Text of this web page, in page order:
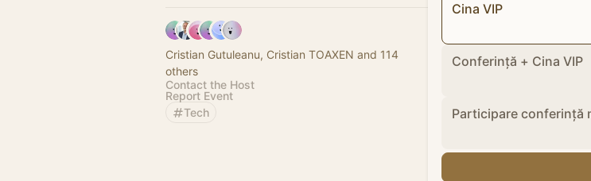
Cristian Gutuleanu, Cristian TOAXEN and 114
others
Contact the Host
Report Event
Tech
Cina VIP
Conferință + Cina VIP
Participare conferință